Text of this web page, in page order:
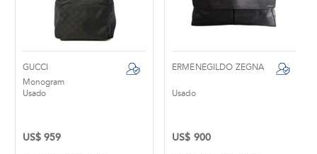
GUCCI
Monogram
Usado
US$ 959
ERMENEGILDO ZEGNA
Usado
US$ 900